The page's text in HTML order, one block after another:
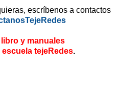
escríbenos a contactos
libro y manuales
escuela tejeRedes.